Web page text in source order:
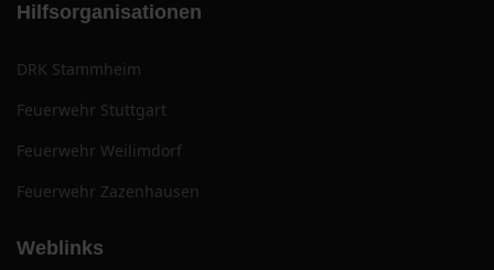
Hilfsorganisationen
DRK Stammheim
Feuerwehr Stuttgart
Feuerwehr Weilimdorf
Feuerwehr Zazenhausen
Weblinks